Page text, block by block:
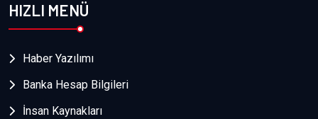
HIZLI MENÜ
Haber Yazılımı
Banka Hesap Bilgileri
İnsan Kaynakları